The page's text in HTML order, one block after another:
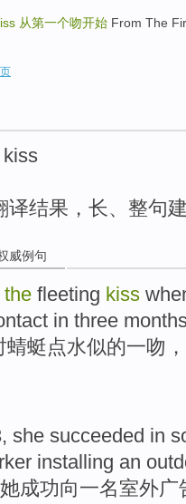
从第一个吻开始 From The
译结果，长、整句
威例句
the fleeting kiss
in three
蜻蜓点水似的一吻 ，
, she succeeded in
installing an
她成功向一名室外广